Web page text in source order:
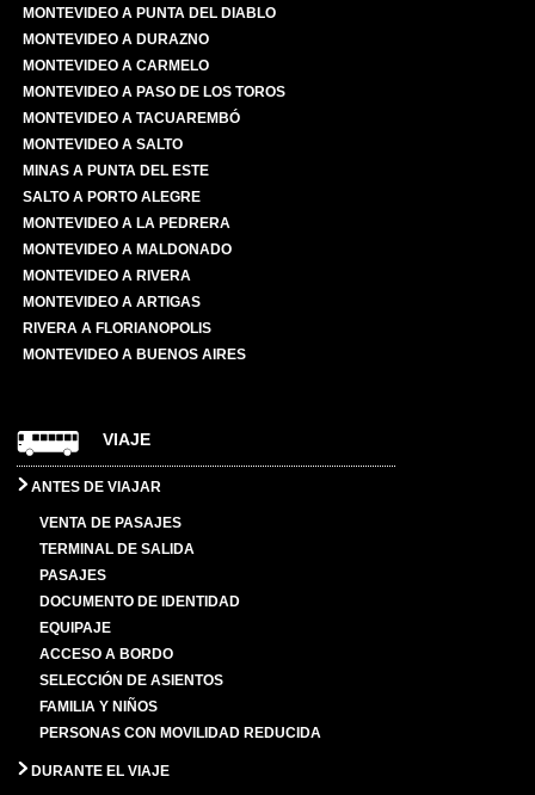
MONTEVIDEO A PUNTA DEL DIABLO
MONTEVIDEO A DURAZNO
MONTEVIDEO A CARMELO
MONTEVIDEO A PASO DE LOS TOROS
MONTEVIDEO A TACUAREMBÓ
MONTEVIDEO A SALTO
MINAS A PUNTA DEL ESTE
SALTO A PORTO ALEGRE
MONTEVIDEO A LA PEDRERA
MONTEVIDEO A MALDONADO
MONTEVIDEO A RIVERA
MONTEVIDEO A ARTIGAS
RIVERA A FLORIANOPOLIS
MONTEVIDEO A BUENOS AIRES
VIAJE
ANTES DE VIAJAR
VENTA DE PASAJES
TERMINAL DE SALIDA
PASAJES
DOCUMENTO DE IDENTIDAD
EQUIPAJE
ACCESO A BORDO
SELECCIÓN DE ASIENTOS
FAMILIA Y NIÑOS
PERSONAS CON MOVILIDAD REDUCIDA
DURANTE EL VIAJE